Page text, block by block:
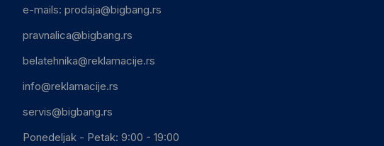
e-mails: prodaja@bigbang.rs
pravnalica@bigbang.rs
belatehnika@reklamacije.rs
info@reklamacije.rs
servis@bigbang.rs
Ponedeljak - Petak: 9:00 - 19:00